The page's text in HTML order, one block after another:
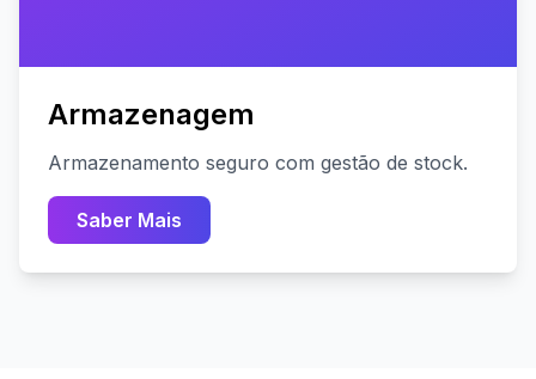
Armazenagem
Armazenamento seguro com gestão de stock.
Saber Mais